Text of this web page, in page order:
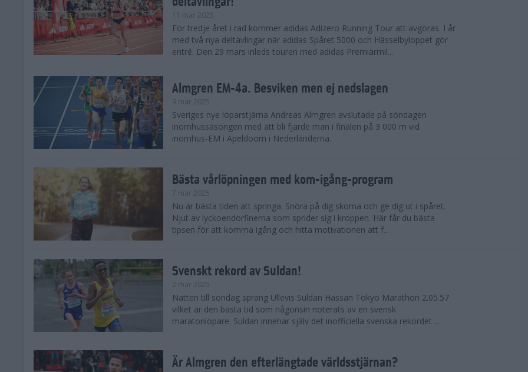
11 mar 2025
För tredje året i rad kommer adidas Adizero Running Tour att avgöras. I år
med två nya deltävlingar när adidas Spåret 5000 och Hässelbyloppet gör
entré. Den 29 mars inleds touren med adidas Premiärmil...
Almgren EM-4a. Besviken men ej nedslagen
9 mar 2025
Sveriges nye löparstjärna Andreas Almgren avslutade på söndagen
inomhussäsongen med att bli fjärde man i finalen på 3 000 m vid
inomhus-EM i Apeldoorn i Nederländerna.
Bästa vårlöpningen med kom-igång-program
7 mar 2025
Nu är bästa tiden att springa. Snöra på dig skorna och ge dig ut i spåret.
Njut av lyckoendorfinerna som sprider sig i kroppen. Här får du bästa
tipsen för att komma igång och hitta motivationen att f...
Svenskt rekord av Suldan!
2 mar 2025
Natten till söndag sprang Ullevis Suldan Hassan Tokyo Marathon 2.05.57
vilket är den bästa tid som någonsin noterats av en svensk
maratonlöpare. Suldan innehar själv det inofficiella svenska rekordet ...
Är Almgren den efterlängtade världsstjärnan?